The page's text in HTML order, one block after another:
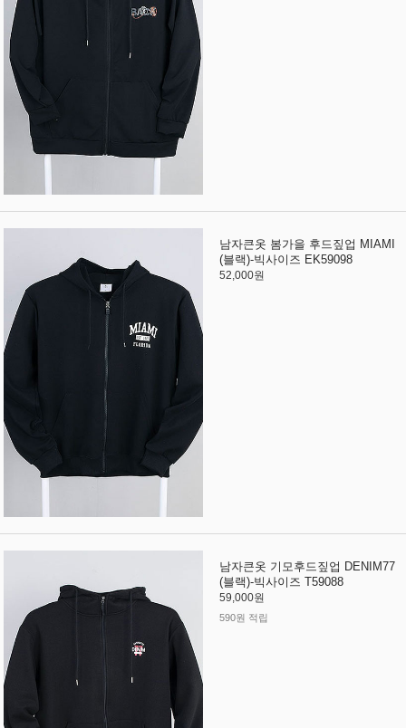
남자큰옷 봄가을 후드짚업 MIAMI
(블랙)-빅사이즈 EK59098
52,000원
남자큰옷 기모후드짚업 DENIM77
(블랙)-빅사이즈 T59088
59,000원
590원 적립